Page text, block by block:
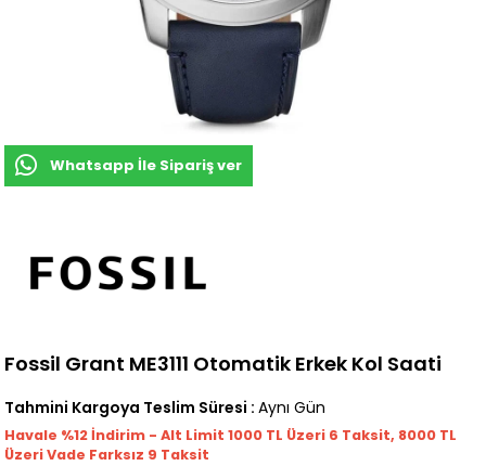
Whatsapp İle Sipariş ver
Fossil Grant ME3111 Otomatik Erkek Kol Saati
Tahmini Kargoya Teslim Süresi : Aynı Gün
Havale %12 İndirim - Alt Limit 1000 TL Üzeri 6 Taksit, 8000 TL
Üzeri Vade Farksız 9 Taksit